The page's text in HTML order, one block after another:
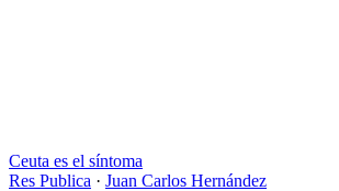
Ceuta es el síntoma
Res Publica · Juan Carlos Hernández